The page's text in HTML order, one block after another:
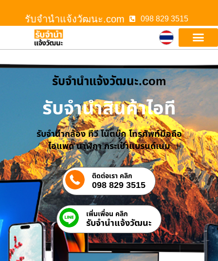
รับจํานําแจ้งวัฒนะ.com 098 829 3515
รับจํานําแจ้งวัฒนะ.com
รับจำนำสินค้าไอที
รับจำนำกล้อง ทีวี โน๊ตบุ๊ค โทรศัพท์มือถือ
ไอแพด นาฬิกา กระเป๋าแบรนด์เนม
ติดต่อเรา คลิก
098 829 3515
เพิ่มเพื่อน คลิก
รับจํานําแจ้งวัฒนะ